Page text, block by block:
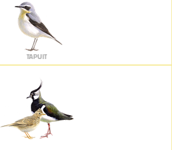
TAPUIT